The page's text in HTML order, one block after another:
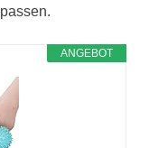
ANGEBOT